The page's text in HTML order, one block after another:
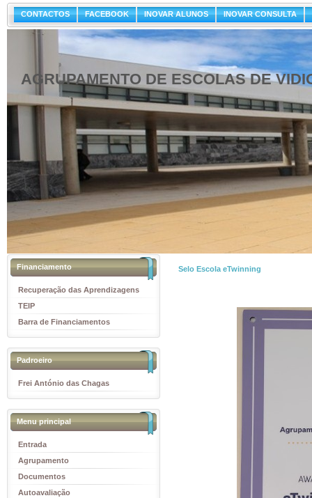
CONTACTOS FACEBOOK INOVAR ALUNOS INOVAR CONSULTA
AGRUPAMENTO DE ESCOLAS DE
Financiamento
Recuperação das Aprendizagens
TEIP
Barra de Financiamentos
Padroeiro
Frei António das Chagas
Menu principal
Entrada
Agrupamento
Documentos
Autoavaliação
Selo Escola eTwinning